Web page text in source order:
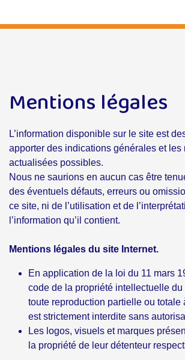
Mentions légales
L’information disponible sur le site est
apporter des indications générales et les
actualisées possibles.
Nous ne saurions en aucun cas être
des éventuels défauts, erreurs ou
ce site, ni de l’utilisation et de
l’information qu’il contient.
Mentions légales du site Internet.
En application de la loi du 11 mars
code de la propriété intellectuelle
toute reproduction partielle ou totale
est strictement interdite sans
Les logos, visuels et marques
la propriété de leur détenteur